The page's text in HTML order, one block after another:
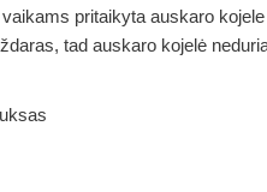
pritaikyta auskaro
tad auskaro kojelė